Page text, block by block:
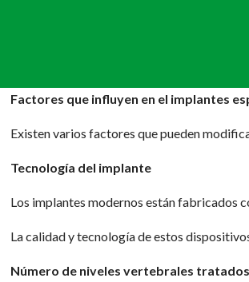
Factores que influyen en el implantes
Existen varios factores que pueden
Tecnología del implante
Los implantes modernos están fabricados
La calidad y tecnología de estos
Número de niveles vertebrales tratados